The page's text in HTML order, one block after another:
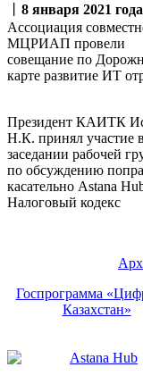
8 января 2021 года
Ассоциация
МЦРИАП провели
совещание по
карте развитие ИТ
Президент КАИТК
Н.К. принял участие в
заседании рабочей
по обсуждению
касательно Аstana
Налоговый кодекс
Госпрограмма
Казахстан»